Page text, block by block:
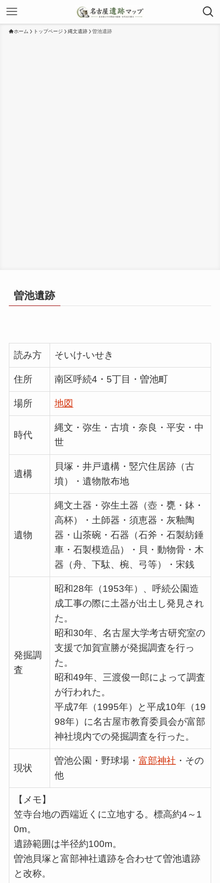
ホーム トップページ 縄文遺跡 曽池遺跡
曽池遺跡
読み方 そいけ-いせき
住所 南区呼続4・5丁目・曽池町
場所 地図
時代
縄文・弥生・古墳・奈良・平安・中
世
遺構
貝塚・井戸遺構・竪穴住居跡（古
墳）・遺物散布地
遺物
縄文土器・弥生土器（壺・甕・鉢・
高杯）・土師器・須恵器・灰釉陶
器・山茶碗・石器（石斧・石製紡錘
車・石製模造品）・貝・動物骨・木
器（舟、下駄、椀、弓等）・宋銭
発掘調
査
昭和28年（1953年）、呼続公園造
成工事の際に土器が出土し発見され
た。
昭和30年、名古屋大学考古研究室の
支援で加賀宣勝が発掘調査を行っ
た。
昭和49年、三渡俊一郎によって調査
が行われた。
平成7年（1995年）と平成10年（19
98年）に名古屋市教育委員会が富部
神社境内での発掘調査を行った。
現状
曽池公園・野球場・富部神社 ・その
他
【メモ】
笠寺台地の西端近くに立地する。標高約4～1
0m。
遺跡範囲は半径約100m。
曽池貝塚と富部神社遺跡を合わせて曽池遺跡
と改称。